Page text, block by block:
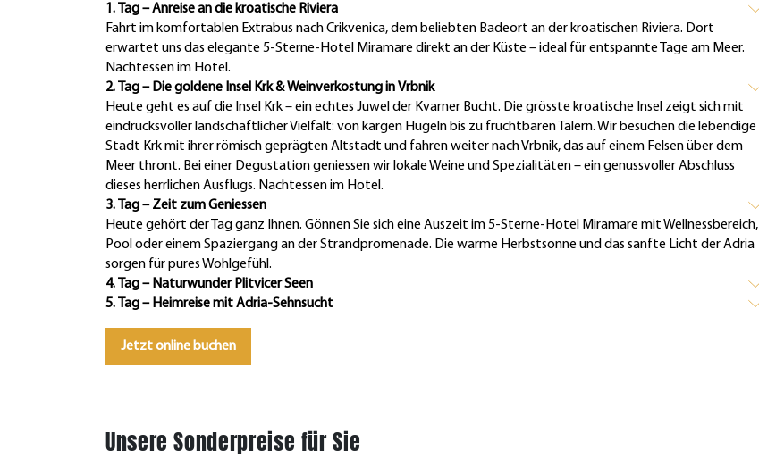
1. Tag – Anreise an die kroatische Riviera
Fahrt im komfortablen Extrabus nach Crikvenica, dem beliebten Badeort an der kroatischen Riviera. Dort
erwartet uns das elegante 5-Sterne-Hotel Miramare direkt an der Küste – ideal für entspannte Tage am Meer.
Nachtessen im Hotel.
2. Tag – Die goldene Insel Krk & Weinverkostung in Vrbnik
Heute geht es auf die Insel Krk – ein echtes Juwel der Kvarner Bucht. Die grösste kroatische Insel zeigt sich mit
eindrucksvoller landschaftlicher Vielfalt: von kargen Hügeln bis zu fruchtbaren Tälern. Wir besuchen die lebendige
Stadt Krk mit ihrer römisch geprägten Altstadt und fahren weiter nach Vrbnik, das auf einem Felsen über dem
Meer thront. Bei einer Degustation geniessen wir lokale Weine und Spezialitäten – ein genussvoller Abschluss
dieses herrlichen Ausflugs. Nachtessen im Hotel.
3. Tag – Zeit zum Geniessen
Heute gehört der Tag ganz Ihnen. Gönnen Sie sich eine Auszeit im 5-Sterne-Hotel Miramare mit Wellnessbereich,
Pool oder einem Spaziergang an der Strandpromenade. Die warme Herbstsonne und das sanfte Licht der Adria
sorgen für pures Wohlgefühl.
4. Tag – Naturwunder Plitvicer Seen
5. Tag – Heimreise mit Adria-Sehnsucht
Jetzt online buchen
Unsere Sonderpreise für Sie